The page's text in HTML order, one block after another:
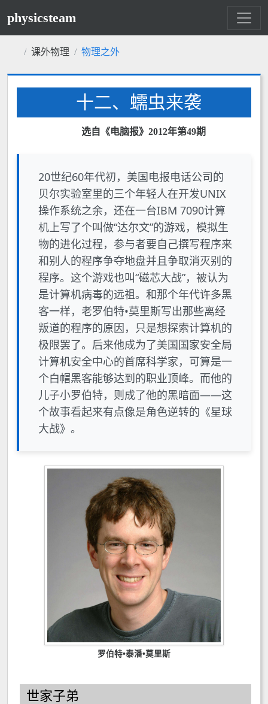
physicsteam
课外物理 物理之外
十二、蠕虫来袭
选自《电脑报》2012年第49期
20世纪60年代初，美国电报电话公司的
贝尔实验室里的三个年轻人在开发UNIX
操作系统之余，还在一台IBM 7090计算
机上写了个叫做“达尔文”的游戏，模拟生
物的进化过程，参与者要自己撰写程序来
和别人的程序争夺地盘并且争取消灭别的
程序。这个游戏也叫“磁芯大战”，被认为
是计算机病毒的远祖。和那个年代许多黑
客一样，老罗伯特•莫里斯写出那些离经
叛道的程序的原因，只是想探索计算机的
极限罢了。后来他成为了美国国家安全局
计算机安全中心的首席科学家，可算是一
个白帽黑客能够达到的职业顶峰。而他的
儿子小罗伯特，则成了他的黑暗面——这
个故事看起来有点像是角色逆转的《星球
大战》。
罗伯特•泰潘•莫里斯
世家子弟